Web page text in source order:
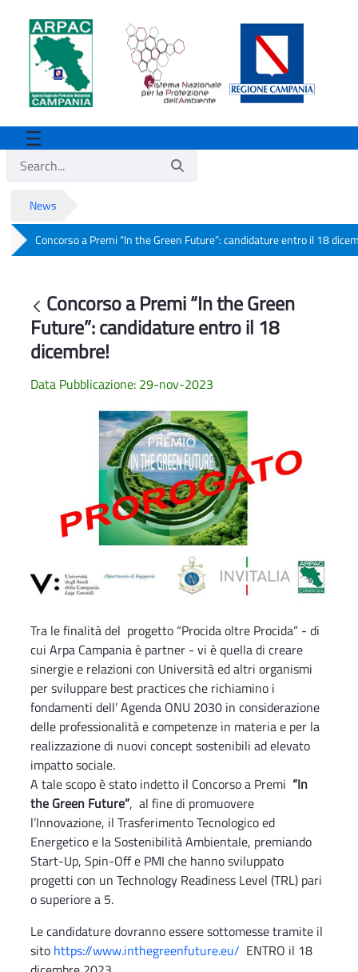
News
Concorso a Premi “In the Green Future”: candidature entro il 18
Back
Concorso a Premi “In the Green
Future”: candidature entro il 18
dicembre!
Data Pubblicazione: 29-nov-2023
Tra le finalità del progetto “Procida oltre Procida” - di
cui Arpa Campania è partner - vi è quella di creare
sinergie e relazioni con Università ed altri organismi
per sviluppare best practices che richiamino i
fondamenti dell’ Agenda ONU 2030 in considerazione
delle professionalità e competenze in materia e per la
realizzazione di nuovi concept sostenibili ad elevato
impatto sociale.
A tale scopo è stato indetto il Concorso a Premi “In
the Green Future”, al fine di promuovere
l’Innovazione, il Trasferimento Tecnologico ed
Energetico e la Sostenibilità Ambientale, premiando
Start-Up, Spin-Off e PMI che hanno sviluppato
progetti con un Technology Readiness Level (TRL) pari
o superiore a 5.
Le candidature dovranno essere sottomesse tramite il
sito https://www.inthegreenfuture.eu/ ENTRO il 18